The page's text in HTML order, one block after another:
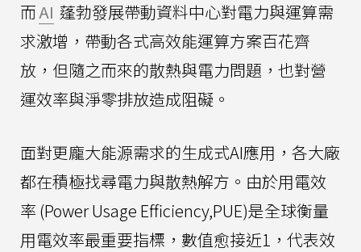
而AI 蓬勃發展帶動資料中心對電力與運算需
求激增，帶動各式高效能運算方案百花齊
放，但隨之而來的散熱與電力問題，也對營
運效率與淨零排放造成阻礙。
面對更龐大能源需求的生成式AI應用，各大廠
都在積極找尋電力與散熱解方。由於用電效
率 (Power Usage Efficiency,PUE)是全球衡量
用電效率最重要指標，數值愈接近1，代表效